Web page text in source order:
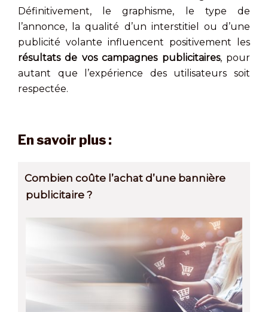
Définitivement, le graphisme, le type de
l’annonce, la qualité d’un interstitiel ou d’une
publicité volante influencent positivement les
résultats de vos campagnes publicitaires, pour
autant que l’expérience des utilisateurs soit
respectée.
En savoir plus :
Combien coûte l’achat d’une bannière
publicitaire ?